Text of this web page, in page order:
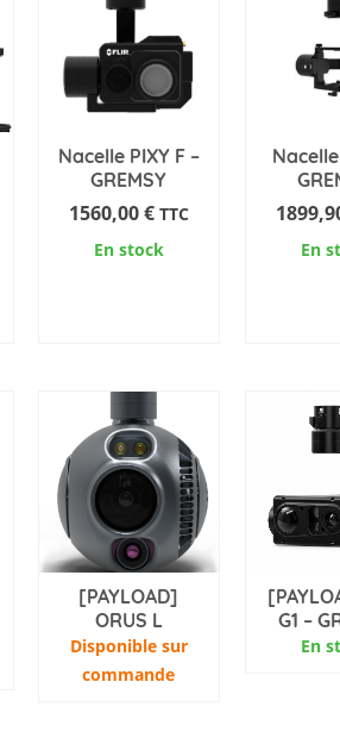
Nacelle PIXY F –
GREMSY
1560,00€ TTC
En stock
En
[PAYLOAD]
ORUS L
Disponible sur
commande
G1 –
En